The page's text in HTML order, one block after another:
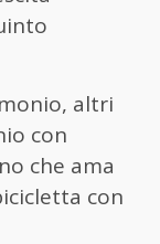
altri
con
che ama
con